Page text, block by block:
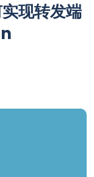
现转发端